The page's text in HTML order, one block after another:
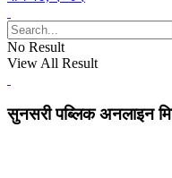
No Result
View All Result
सुनसरी पब्लिक अनलाइन